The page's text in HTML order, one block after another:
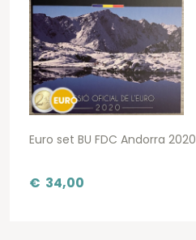
Euro set BU FDC Andorra 2020
€ 34,00